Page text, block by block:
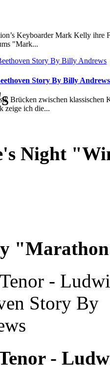
Keyboarder Mark Kelly ihre
"Mark...
Story By Billy Andrews
Brücken zwischen klassischen
zeige ich die...
Night
-